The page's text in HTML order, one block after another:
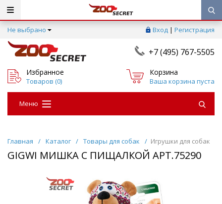
Не выбрано Вход | Регистрация
+7 (495) 767-5505
Избранное
Товаров (0)
Корзина
Ваша корзина пуста
Меню
Главная / Каталог / Товары для собак / Игрушки для собак
GIGWI МИШКА С ПИЩАЛКОЙ АРТ.75290